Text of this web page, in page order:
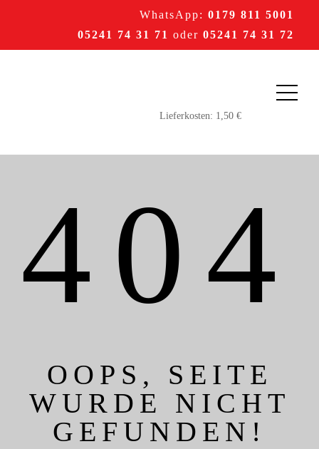
WhatsApp: 0179 811 5001
05241 74 31 71 oder 05241 74 31 72
404
OOPS, SEITE
WURDE NICHT
GEFUNDEN!